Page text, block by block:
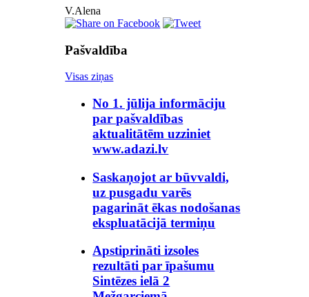
V.Alena
Pašvaldība
Visas ziņas
No 1. jūlija informāciju
par pašvaldības
aktualitātēm uzziniet
www.adazi.lv
Saskaņojot ar būvvaldi,
uz pusgadu varēs
pagarināt ēkas nodošanas
ekspluatācijā termiņu
Apstiprināti izsoles
rezultāti par īpašumu
Sintēzes ielā 2